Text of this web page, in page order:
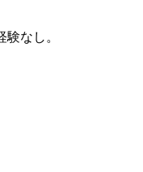
なし。